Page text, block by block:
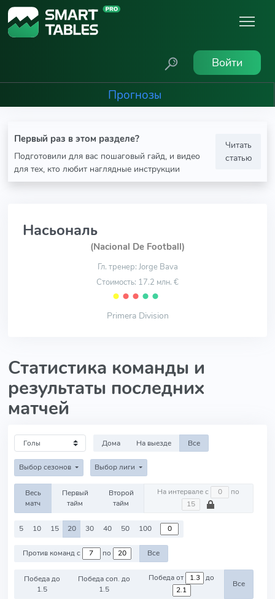
Войти
Прогнозы
Первый раз в этом разделе?
Подготовили для вас пошаговый гайд, и видео
для тех, кто любит наглядные инструкции
Читать
статью
Насьональ
(Nacional De Football)
Гл. тренер: Jorge Bava
Стоимость: 17.2 млн. €
⬤ ⬤ ⬤ ⬤ ⬤
Primera Division
Статистика команды и
результаты последних
матчей
Дома На выезде Все
Выбор сезонов Выбор лиги
Весь
матч
Первый
тайм
Второй
тайм
На интервале с по
5 10 15 20 30 40 50 100
Против команд с по Все
Победа до
1.5
Победа соп. до
1.5
Победа от до
Все